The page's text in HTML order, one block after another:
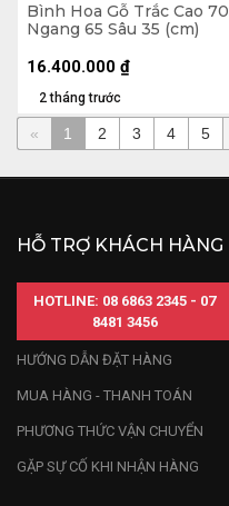
Bình Hoa Gỗ Trắc Cao 70
Ngang 65 Sâu 35 (cm)
2 tháng trước
16.400.000 ₫
« 1 2 3 4 5
HỖ TRỢ KHÁCH HÀNG
HOTLINE: 08 6863 2345 - 07
8481 3456
HƯỚNG DẪN ĐẶT HÀNG
MUA HÀNG - THANH TOÁN
PHƯƠNG THỨC VẬN CHUYỂN
GẶP SỰ CỐ KHI NHẬN HÀNG